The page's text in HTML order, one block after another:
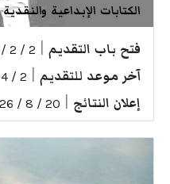
الكتابات الإبداعية والنقدية
فتح باب التقديم 2 / 2 / 2026
آخر موعد للتقديم 2 / 4 / 2026
إعلان النتائج 20 / 8 / 2026